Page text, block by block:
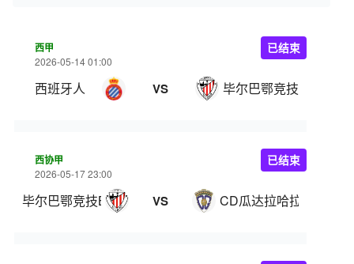
西甲
2026-05-14 01:00
西班牙人 VS 毕尔巴鄂竞技
已结束
西协甲
2026-05-17 23:00
毕尔巴鄂竞技B队 VS CD瓜达拉哈拉
已结束